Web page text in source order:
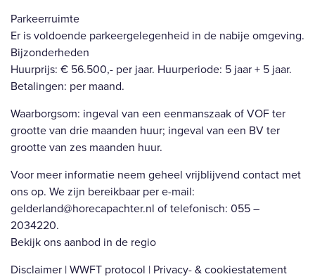
Parkeerruimte
Er is voldoende parkeergelegenheid in de nabije omgeving.
Bijzonderheden
Huurprijs: € 56.500,- per jaar. Huurperiode: 5 jaar + 5 jaar.
Betalingen: per maand.
Waarborgsom: ingeval van een eenmanszaak of VOF ter
grootte van drie maanden huur; ingeval van een BV ter
grootte van zes maanden huur.
Voor meer informatie neem geheel vrijblijvend contact met
ons op. We zijn bereikbaar per e-mail:
gelderland@horecapachter.nl of telefonisch: 055 –
2034220.
Bekijk ons aanbod in de regio
Disclaimer | WWFT protocol | Privacy- & cookiestatement